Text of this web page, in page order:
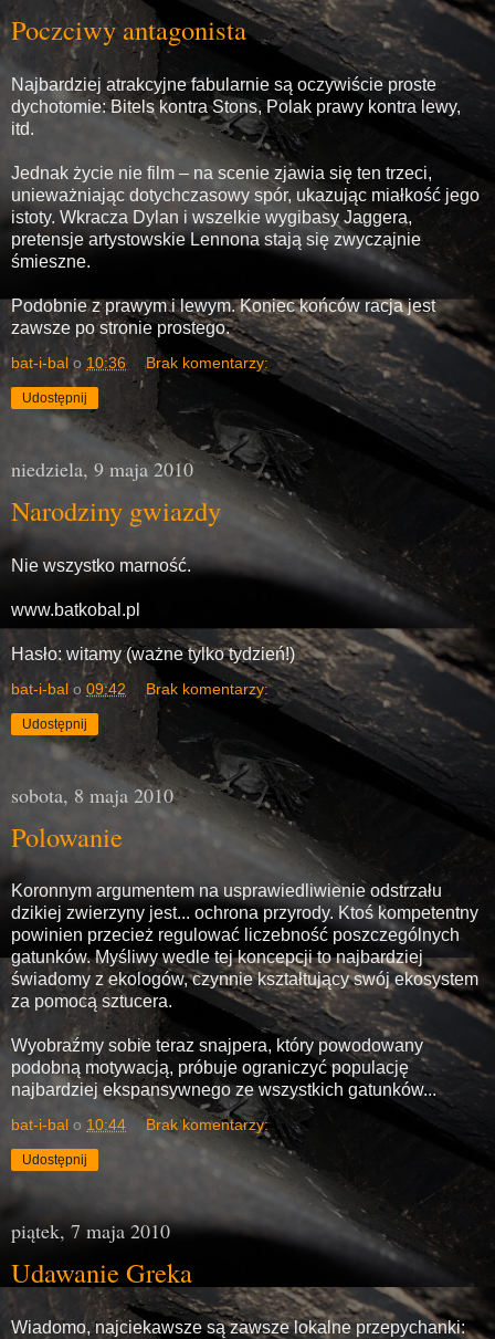
Poczciwy antagonista
Najbardziej atrakcyjne fabularnie są oczywiście proste
dychotomie: Bitels kontra Stons, Polak prawy kontra lewy,
itd.
Jednak życie nie film – na scenie zjawia się ten trzeci,
unieważniając dotychczasowy spór, ukazując miałkość jego
istoty. Wkracza Dylan i wszelkie wygibasy Jaggera,
pretensje artystowskie Lennona stają się zwyczajnie
śmieszne.
Podobnie z prawym i lewym. Koniec końców racja jest
zawsze po stronie prostego.
bat-i-bal o 10:36 Brak komentarzy:
Udostępnij
niedziela, 9 maja 2010
Narodziny gwiazdy
Nie wszystko marność.
www.batkobal.pl
Hasło: witamy (ważne tylko tydzień!)
bat-i-bal o 09:42 Brak komentarzy:
Udostępnij
sobota, 8 maja 2010
Polowanie
Koronnym argumentem na usprawiedliwienie odstrzału
dzikiej zwierzyny jest... ochrona przyrody. Ktoś kompetentny
powinien przecież regulować liczebność poszczególnych
gatunków. Myśliwy wedle tej koncepcji to najbardziej
świadomy z ekologów, czynnie kształtujący swój ekosystem
za pomocą sztucera.
Wyobraźmy sobie teraz snajpera, który powodowany
podobną motywacją, próbuje ograniczyć populację
najbardziej ekspansywnego ze wszystkich gatunków...
bat-i-bal o 10:44 Brak komentarzy:
Udostępnij
piątek, 7 maja 2010
Udawanie Greka
Wiadomo, najciekawsze są zawsze lokalne przepychanki: